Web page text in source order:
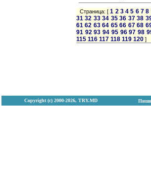
Страница: [1 2 3 4 5 6 7 8
31 32 33 34 35 36 37 38
61 62 63 64 65 66 67 68
91 92 93 94 95 96 97 98
115 116 117 118 119 120 ]
Copyright (с) 2000-2026, TRY.MD